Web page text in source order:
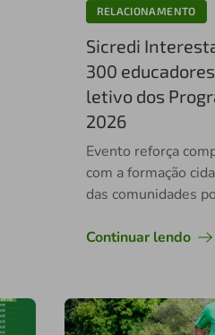
RELACIONAMENTO
Sicredi
300
letivo dos
2026
Evento reforça
com a formação
das comunidades
Continuar lendo